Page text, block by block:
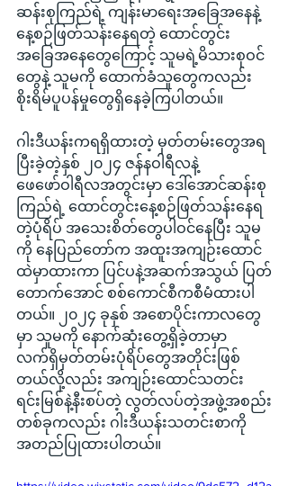
ဆန်းစုကြည်ရဲ့ ကျန်းမာရေးအခြေအနေနဲ့
နေ့စဉ်ဖြတ်သန်းနေရတဲ့ ထောင်တွင်း
အခြေအနေတွေကြောင့် သူမရဲ့မိသားစုဝင်
တွေနဲ့ သူမကို ထောက်ခံသူတွေကလည်း
စိုးရိမ်ပူပန်မှုတွေရှိနေခဲ့ကြပါတယ်။
ဂါးဒီယန်းကရရှိထားတဲ့ မှတ်တမ်းတွေအရ
ပြီးခဲ့တဲ့နှစ် ၂၀၂၄ ဇန်နဝါရီလနဲ့
ဖေဖော်ဝါရီလအတွင်းမှာ ဒေါ်အောင်ဆန်းစု
ကြည်ရဲ့ ထောင်တွင်းနေ့စဉ်ဖြတ်သန်းနေရ
တဲ့ပုံရိပ် အသေးစိတ်တွေပါဝင်နေပြီး သူမ
ကို နေပြည်တော်က အထူးအကျဉ်းထောင်
ထဲမှာထားကာ ပြင်ပနဲ့အဆက်အသွယ် ပြတ်
တောက်အောင် စစ်ကောင်စီကစီမံထားပါ
တယ်။ ၂၀၂၄ ခုနှစ် အစောပိုင်းကာလတွေ
မှာ သူမကို နောက်ဆုံးတွေ့ရှိခဲ့တာမှာ
လက်ရှိမှတ်တမ်းပုံရိပ်တွေအတိုင်းဖြစ်
တယ်လို့လည်း အကျဉ်းထောင်သတင်း
ရင်းမြစ်နဲ့နီးစပ်တဲ့ လွတ်လပ်တဲ့အဖွဲ့အစည်း
တစ်ခုကလည်း ဂါးဒီယန်းသတင်းစာကို
အတည်ပြုထားပါတယ်။